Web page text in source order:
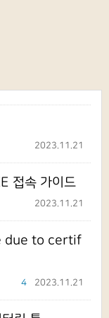
2023.11.21
접속 가이드
2023.11.21
due to certif
2023.11.21
4